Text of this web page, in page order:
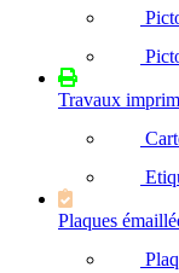
Travaux
Plaques